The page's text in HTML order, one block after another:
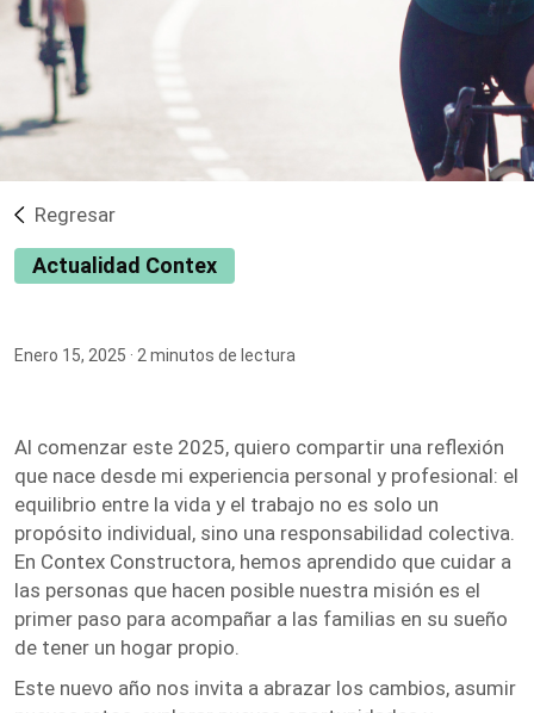
Regresar
Actualidad Contex
Enero 15, 2025 · 2 minutos de lectura
Al comenzar este 2025, quiero compartir una reflexión
que nace desde mi experiencia personal y profesional: el
equilibrio entre la vida y el trabajo no es solo un
propósito individual, sino una responsabilidad colectiva.
En Contex Constructora, hemos aprendido que cuidar a
las personas que hacen posible nuestra misión es el
primer paso para acompañar a las familias en su sueño
de tener un hogar propio.
Este nuevo año nos invita a abrazar los cambios, asumir